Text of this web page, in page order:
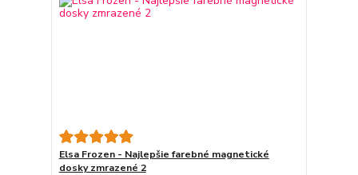
Elsa Frozen - Najlepšie farebné magnetické
dosky zmrazené 2